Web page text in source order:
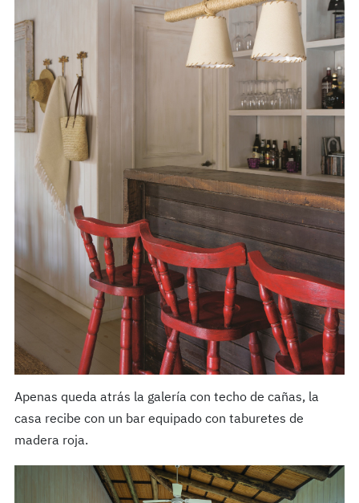
Apenas queda atrás la galería con techo de cañas, la
casa recibe con un bar equipado con taburetes de
madera roja.